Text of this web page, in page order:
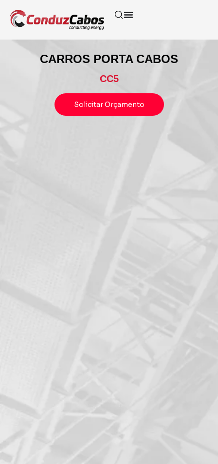
CARROS PORTA CABOS
CC5
Solicitar Orçamento